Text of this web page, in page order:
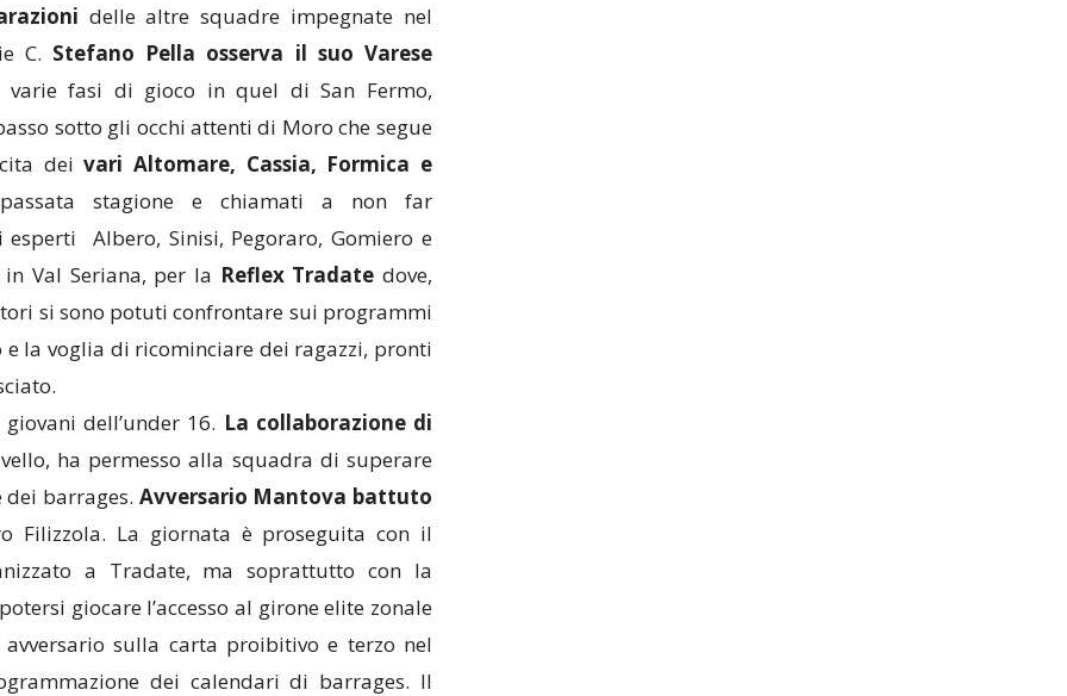
delle altre squadre impegnate nel
C. Stefano Pella osserva il suo Varese
varie fasi di gioco in quel di San Fermo,
sotto gli occhi attenti di Moro che segue
deivari Altomare, Cassia, Formica e
stagione e chiamati a non far
Albero, Sinisi, Pegoraro, Gomiero e
in Val Seriana, per la Reflex Tradate dove,
si sono potuti confrontare sui programmi
e la voglia di ricominciare dei ragazzi, pronti
dell’under 16. La collaborazione di
ha permesso alla squadra di superare
barrages. Avversario Mantova battuto
Filizzola. La giornata è proseguita con il
a Tradate, ma soprattutto con la
giocare l’accesso al girone elite zonale
avversario sulla carta proibitivo e terzo nel
dei calendari di barrages. Il